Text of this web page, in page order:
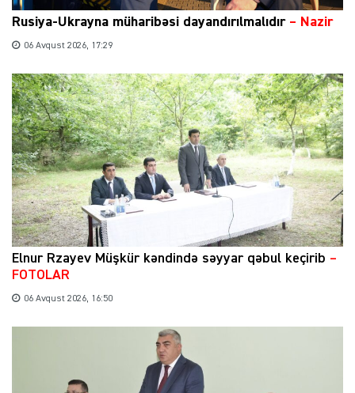
Rusiya-Ukrayna müharibəsi dayandırılmalıdır– Nazir
06 Avqust 2026, 17:29
Elnur Rzayev Müşkür kəndində səyyar qəbul keçirib –
FOTOLAR
06 Avqust 2026, 16:50